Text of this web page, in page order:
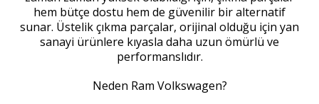
hem bütçe dostu hem de güvenilir bir alternatif
sunar. Üstelik çıkma parçalar, orijinal olduğu için yan
sanayi ürünlere kıyasla daha uzun ömürlü ve
performanslıdır.
Neden Ram Volkswagen?